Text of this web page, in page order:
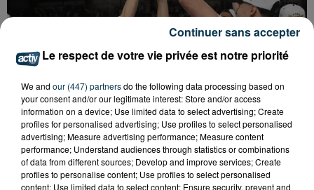
BASKET : LA CHORALE INTRAITABLE JUSQU'AU
BOUT
Le respect de votre vie privée est notre priorité
We and our (447) partnersdo the following data processing based on
your consent and/or our legitimate interest: Store and/or access
information on a device; Use limited data to select advertising; Create
profiles for personalised advertising; Use profiles to select personalised
advertising; Measure advertising performance; Measure content
performance; Understand audiences through statistics or combinations
of data from different sources; Develop and improve services; Create
profiles to personalise content; Use profiles to select personalised
content; Use limited data to select content; Ensure security, prevent and
Continuer sans accepter